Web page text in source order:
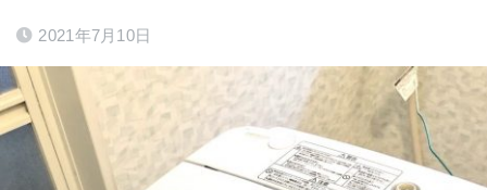
2021年7月10日